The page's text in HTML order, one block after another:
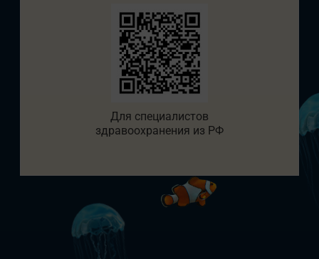
Для специалистов
здравоохранения из РФ